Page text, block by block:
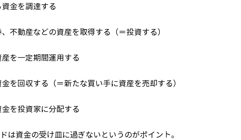
金を調達する
不動産などの資産を取得する（＝投資する）
を一定期間運用する
を回収する（＝新たな買い手に資産を売却する）
を投資家に分配する
は資金の受け皿に過ぎないというのがポイント。